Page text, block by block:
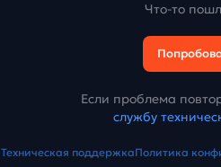
Что-то
Если проблема
службу
Техническая поддержкаПолитика